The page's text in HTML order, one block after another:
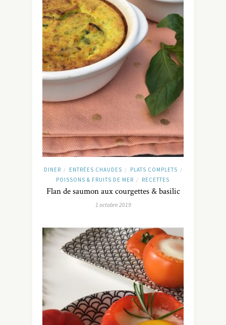
DINER / ENTRÉES CHAUDES / PLATS COMPLETS /
POISSONS & FRUITS DE MER / RECETTES
Flan de saumon aux courgettes & basilic
1 octobre 2019